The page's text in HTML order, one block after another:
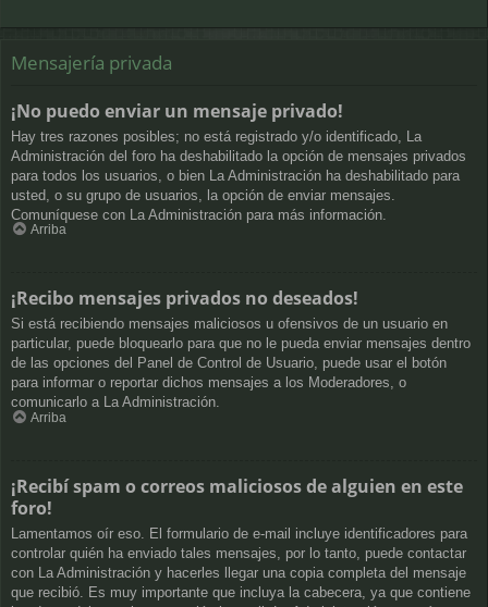
Mensajería privada
¡No puedo enviar un mensaje privado!
Hay tres razones posibles; no está registrado y/o identificado, La
Administración del foro ha deshabilitado la opción de mensajes privados
para todos los usuarios, o bien La Administración ha deshabilitado para
usted, o su grupo de usuarios, la opción de enviar mensajes.
Comuníquese con La Administración para más información.
Arriba
¡Recibo mensajes privados no deseados!
Si está recibiendo mensajes maliciosos u ofensivos de un usuario en
particular, puede bloquearlo para que no le pueda enviar mensajes dentro
de las opciones del Panel de Control de Usuario, puede usar el botón
para informar o reportar dichos mensajes a los Moderadores, o
comunicarlo a La Administración.
Arriba
¡Recibí spam o correos maliciosos de alguien en este
foro!
Lamentamos oír eso. El formulario de e-mail incluye identificadores para
controlar quién ha enviado tales mensajes, por lo tanto, puede contactar
con La Administración y hacerles llegar una copia completa del mensaje
que recibió. Es muy importante que incluya la cabecera, ya que contiene